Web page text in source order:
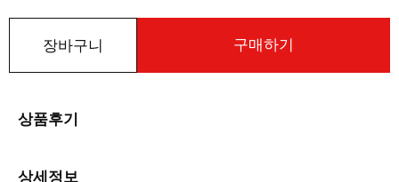
장바구니 구매하기
상품후기
상세정보